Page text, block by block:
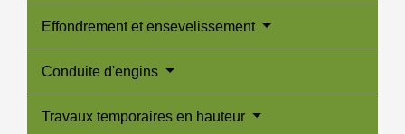
Effondrement et ensevelissement
Conduite d'engins
Travaux temporaires en hauteur